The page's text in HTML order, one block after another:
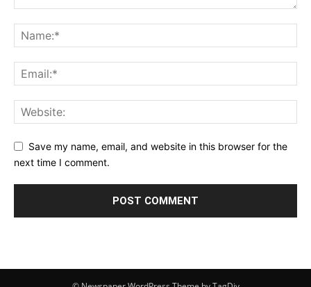
Save my name, email, and website in this browser for the
next time I comment.